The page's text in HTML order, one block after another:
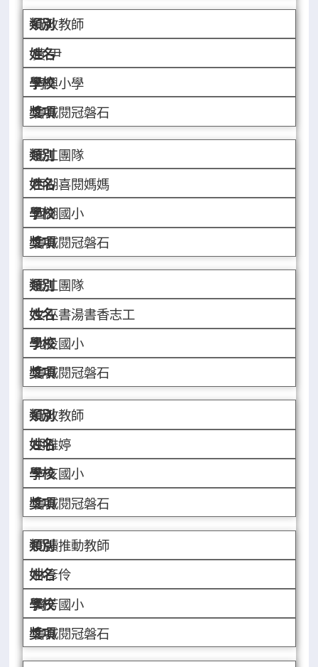
行政教師
黃 尹
再興小學
書城閱冠磐石
志工團隊
西湖喜閱媽媽
西湖國小
書城閱冠磐石
志工團隊
女巫書湯書香志工
北投國小
書城閱冠磐石
行政教師
胡雅婷
辛亥國小
書城閱冠磐石
閱讀推動教師
林彥伶
萬芳國小
書城閱冠磐石